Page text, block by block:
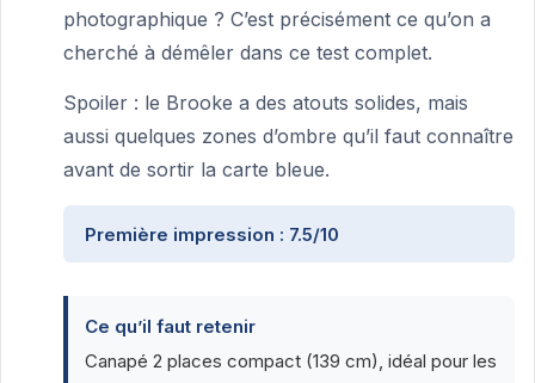
photographique ? C’est précisément ce qu’on a
cherché à démêler dans ce test complet.
Spoiler : le Brooke a des atouts solides, mais
aussi quelques zones d’ombre qu’il faut connaître
avant de sortir la carte bleue.
Première impression : 7.5/10
Ce qu’il faut retenir
Canapé 2 places compact (139 cm), idéal pour les